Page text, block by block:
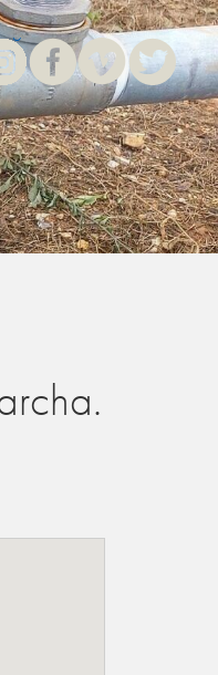
FacebookVimeoTwitter